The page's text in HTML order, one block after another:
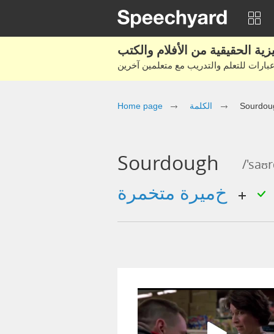
Home page الكلمة
Sourdough /